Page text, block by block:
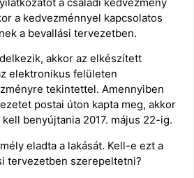
a kedvezménnyel kapcsolatos
a bevallási tervezetben.
akkor az elkészített
elektronikus felületen
tekintettel. Amennyiben
postai úton kapta meg, akkor
benyújtania 2017. május 22-ig.
eladta a lakását. Kell-e ezt a
tervezetben szerepeltetni?